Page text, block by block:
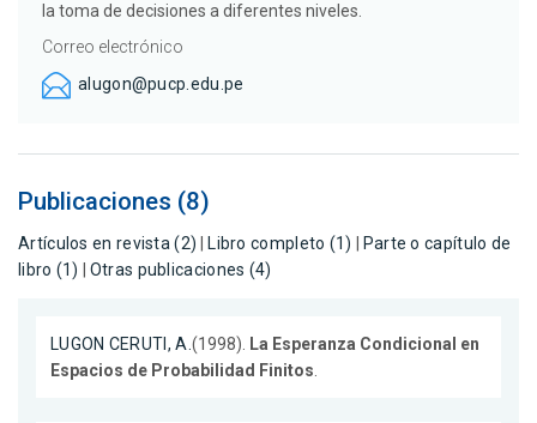
la toma de decisiones a diferentes niveles.
Correo electrónico
alugon@pucp.edu.pe
Publicaciones (8)
Artículos en revista (2) Libro completo (1)
Parte o capítulo de
libro (1)
Otras publicaciones (4)
LUGON CERUTI, A. (1998).
La Esperanza Condicional en
Espacios de Probabilidad Finitos